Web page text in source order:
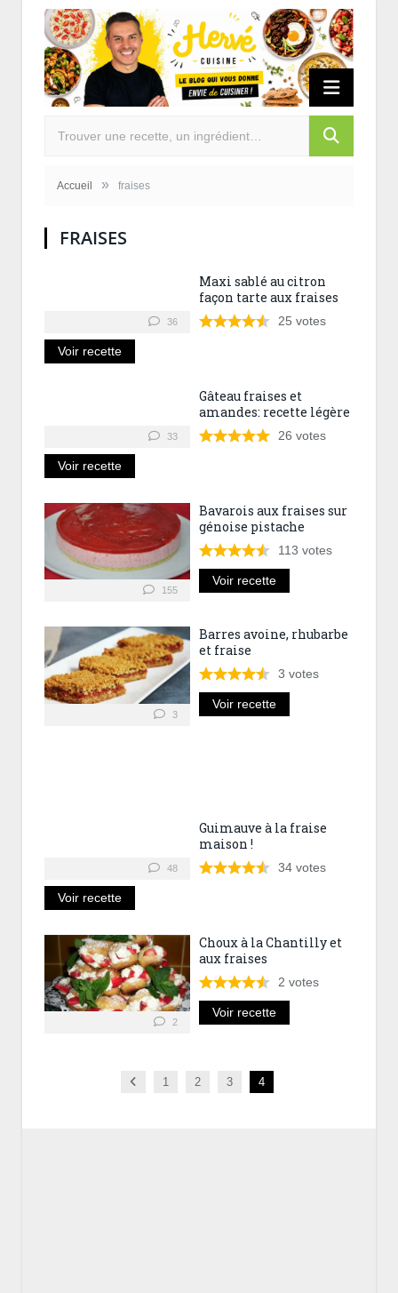
Accueil » fraises
FRAISES
36
Maxi sablé au citron
façon tarte aux fraises
25 votes
Voir recette
33
Gâteau fraises et
amandes: recette légère
26 votes
Voir recette
155
Bavarois aux fraises sur
génoise pistache
113 votes
Voir recette
3
Barres avoine, rhubarbe
et fraise
3 votes
Voir recette
48
Guimauve à la fraise
maison !
34 votes
Voir recette
2
Choux à la Chantilly et
aux fraises
2 votes
Voir recette
Previous
1 2 3 4